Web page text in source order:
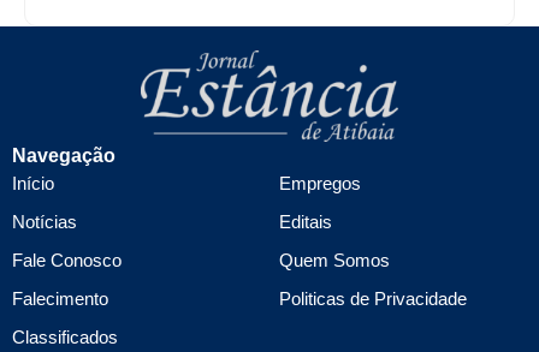
Navegação
Início
Notícias
Fale Conosco
Falecimento
Classificados
Empregos
Editais
Quem Somos
Politicas de Privacidade